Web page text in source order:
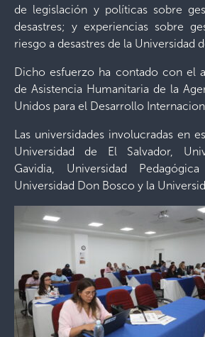
de legislación y políticas sobre
desastres; y experiencias sobre
riesgo a desastres de la Universidad
Dicho esfuerzo ha contado con el
de Asistencia Humanitaria de la
Unidos para el Desarrollo
Las universidades involucradas en
Universidad de El Salvador,
Gavidia, Universidad
Universidad Don Bosco y la